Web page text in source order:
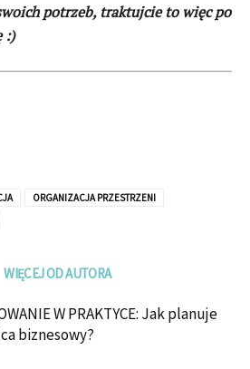
potrzeb, traktujcie to więc po
:)
ORGANIZACJA PRZESTRZENI
WIĘCEJ OD AUTORA
W PRAKTYCE: Jak planuje
biznesowy?